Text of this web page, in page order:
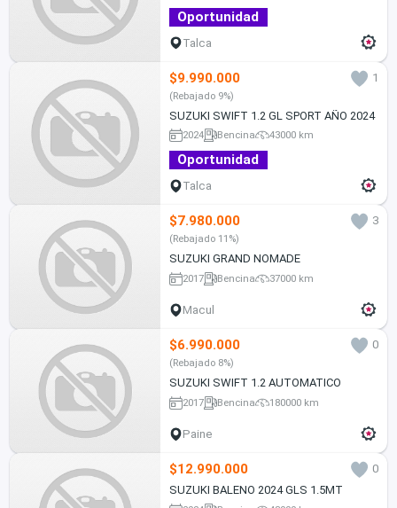
Oportunidad
Talca
$9.990.000 1
(Rebajado 9%)
SUZUKI SWIFT 1.2 GL SPORT AÑO 2024
2024 Bencina 43000 km
Oportunidad
Talca
$7.980.000 3
(Rebajado 11%)
SUZUKI GRAND NOMADE
2017 Bencina 37000 km
Macul
$6.990.000 0
(Rebajado 8%)
SUZUKI SWIFT 1.2 AUTOMATICO
2017 Bencina 180000 km
Paine
$12.990.000
0
SUZUKI BALENO 2024 GLS 1.5MT